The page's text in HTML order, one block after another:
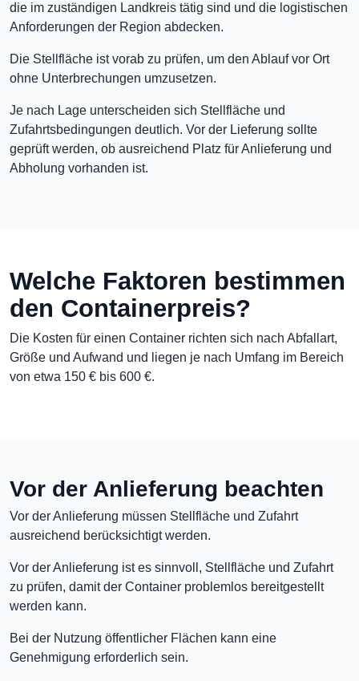
die im zuständigen Landkreis tätig sind und die logistischen
Anforderungen der Region abdecken.
Die Stellfläche ist vorab zu prüfen, um den Ablauf vor Ort
ohne Unterbrechungen umzusetzen.
Je nach Lage unterscheiden sich Stellfläche und
Zufahrtsbedingungen deutlich. Vor der Lieferung sollte
geprüft werden, ob ausreichend Platz für Anlieferung und
Abholung vorhanden ist.
Welche Faktoren bestimmen
den Containerpreis?
Die Kosten für einen Container richten sich nach Abfallart,
Größe und Aufwand und liegen je nach Umfang im Bereich
von etwa 150 € bis 600 €.
Vor der Anlieferung beachten
Vor der Anlieferung müssen Stellfläche und Zufahrt
ausreichend berücksichtigt werden.
Vor der Anlieferung ist es sinnvoll, Stellfläche und Zufahrt
zu prüfen, damit der Container problemlos bereitgestellt
werden kann.
Bei der Nutzung öffentlicher Flächen kann eine
Genehmigung erforderlich sein.